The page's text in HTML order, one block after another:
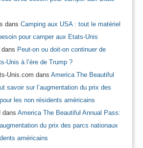
dans Camping aux USA : tout le matériel
pour camper aux Etats-Unis
Peut-on ou doit-on continuer de
Unis à l’ère de Trump ?
Unis.com dans America The Beautiful
savoir sur l’augmentation du prix des
les non résidents américains
dans America The Beautiful Annual Pass:
du prix des parcs nationaux
américains